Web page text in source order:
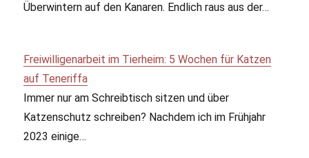
Überwintern auf den Kanaren. Endlich raus aus der…
Freiwilligenarbeit im Tierheim: 5 Wochen für Katzen
auf Teneriffa
Immer nur am Schreibtisch sitzen und über
Katzenschutz schreiben? Nachdem ich im Frühjahr
2023 einige…